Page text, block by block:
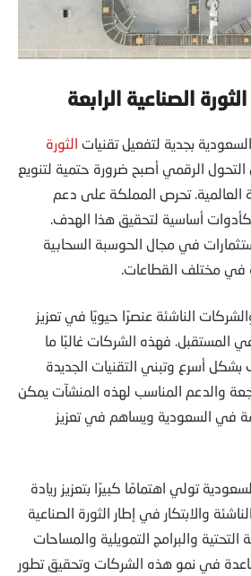
الصناعية الرابعة
بجدية لتفعيل تقنيات الثورة
التحول الرقمي أصبح ضرورة حتمية لتنويع
العالمية. تحرص المملكة على دعم
كأدوات أساسية لتحقيق هذا الهدف.
في مجال الحوسبة السحابية
في مختلف القطاعات.
الناشئة عنصرًا حيويًا في تعزيز
في المستقبل. فهذه الشركات غالبًا ما
أسرع وتبني التقنيات الجديدة
والدعم المناسب لهذه المنشآت يمكن
في السعودية ويساهم في تعزيز
تولي اهتمامًا كبيرًا بتعزيز ريادة
والابتكار في إطار الثورة الصناعية
التحتية والبرامج التمويلية والمساحات
في نمو هذه الشركات وتحقيق تطور